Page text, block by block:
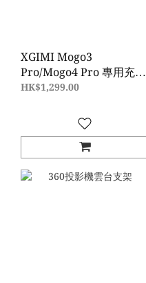
XGIMI Mogo3
Pro/Mogo4 Pro 專用充電
腳架 PowerBase Stand
HK$1,299.00